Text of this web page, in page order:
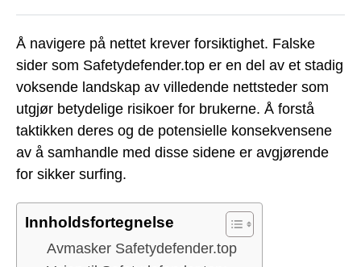
Å navigere på nettet krever forsiktighet. Falske
sider som Safetydefender.top er en del av et stadig
voksende landskap av villedende nettsteder som
utgjør betydelige risikoer for brukerne. Å forstå
taktikken deres og de potensielle konsekvensene
av å samhandle med disse sidene er avgjørende
for sikker surfing.
Innholdsfortegnelse
Avmasker Safetydefender.top